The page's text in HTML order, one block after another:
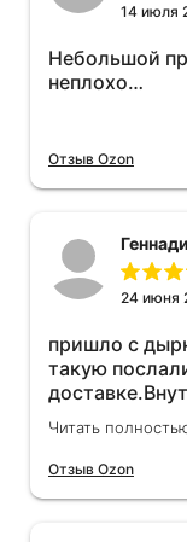
14 июля
Небольшой
неплохо…
Отзыв Ozon
24 июня
пришло с
такую
раза
может
упаковку с
Читать
Отзыв Ozon